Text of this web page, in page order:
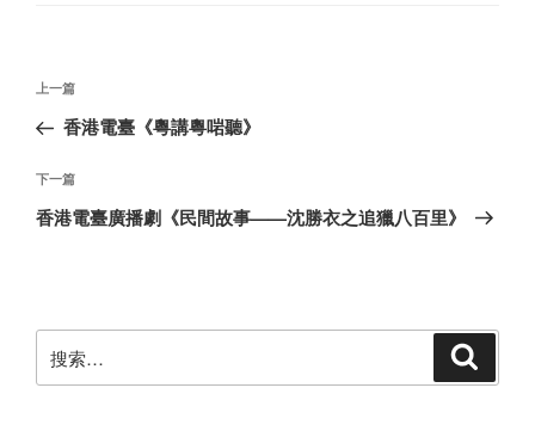
文
导
航
上
一
文
章
上一篇
香港電臺《粵講粵啱聽》
下
一
下一篇
香港電臺廣播劇《民間故事——沈勝衣之追獵八百里》
索：